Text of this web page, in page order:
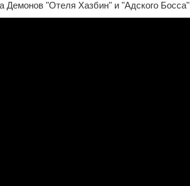
Демонов "Отеля Хазбин" и "Адского Босса"